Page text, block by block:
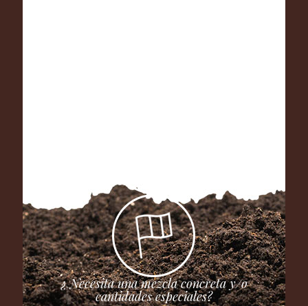
¿ Necesita una mezcla concreta y/o
cantidades especiales?